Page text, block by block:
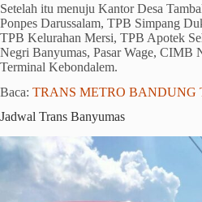
Setelah itu menuju Kantor Desa
Ponpes Darussalam, TPB Simpang
TPB Kelurahan Mersi, TPB Apotek
Negri Banyumas, Pasar Wage, CIMB
Terminal Kebondalem.
Baca: TRANS METRO BANDUNG
Jadwal Trans Banyumas